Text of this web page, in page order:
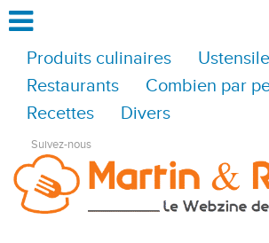
Produits culinaires
Restaurants
Combien par
Recettes
Divers
Suivez-nous